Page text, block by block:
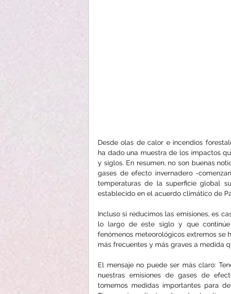
Desde olas de calor e incendios
ha dado una muestra de los impactos
y siglos. En resumen, no son buenas
gases de efecto invernadero -
temperaturas de la superficie global
establecido en el acuerdo climático de
Incluso si reducimos las emisiones, es
lo largo de este siglo y que
fenómenos meteorológicos extremos se
más frecuentes y más graves a medida
El mensaje no puede ser más claro:
nuestras emisiones de gases de
tomemos medidas importantes para